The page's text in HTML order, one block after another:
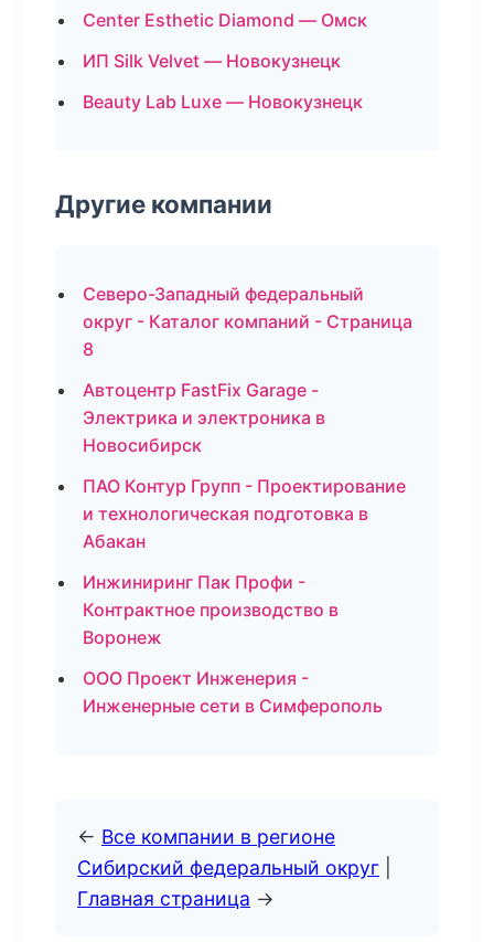
Center Esthetic Diamond — Омск
ИП Silk Velvet — Новокузнецк
Beauty Lab Luxe — Новокузнецк
Другие компании
Северо-Западный федеральный
округ - Каталог компаний - Страница
8
Автоцентр FastFix Garage -
Электрика и электроника в
Новосибирск
ПАО Контур Групп - Проектирование
и технологическая подготовка в
Абакан
Инжиниринг Пак Профи -
Контрактное производство в
Воронеж
ООО Проект Инженерия -
Инженерные сети в Симферополь
← Все компании в регионе
Сибирский федеральный округ
Главная страница →